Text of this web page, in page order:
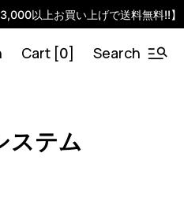
以上お買い上げで送料無料!!】
Cart [0] Search
ステム